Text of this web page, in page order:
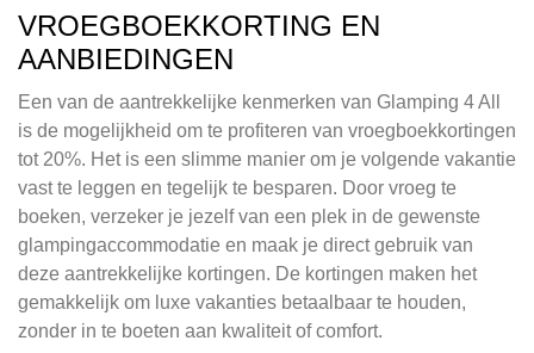
VROEGBOEKKORTING EN
AANBIEDINGEN
Een van de aantrekkelijke kenmerken van Glamping 4 All
is de mogelijkheid om te profiteren van vroegboekkortingen
tot 20%. Het is een slimme manier om je volgende vakantie
vast te leggen en tegelijk te besparen. Door vroeg te
boeken, verzeker je jezelf van een plek in de gewenste
glampingaccommodatie en maak je direct gebruik van
deze aantrekkelijke kortingen. De kortingen maken het
gemakkelijk om luxe vakanties betaalbaar te houden,
zonder in te boeten aan kwaliteit of comfort.